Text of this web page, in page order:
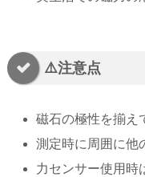
⚠️注意点
磁石の極性を揃え
測定時に周囲に他
力センサー使用時